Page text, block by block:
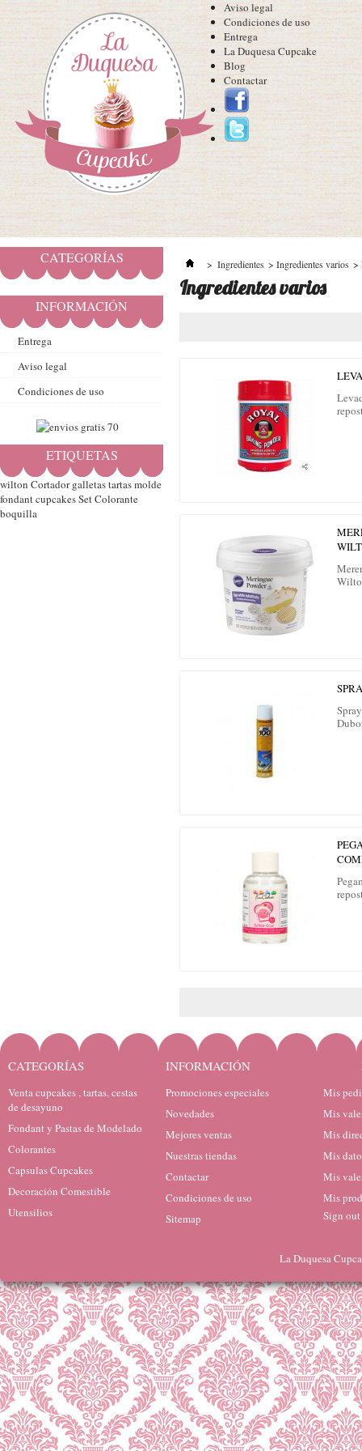
Aviso legal
Condiciones de uso
Entrega
La Duquesa Cupcake
Blog
Contactar
CATEGORÍAS
INFORMACIÓN
Entrega
Aviso legal
Condiciones de uso
ETIQUETAS
wilton Cortador galletastartasmolde
fondantcupcakesSetColorante
boquilla
> Ingredientes > Ingredientes varios >
Ingredientes varios
CATEGORÍAS
Venta cupcakes , tartas, cestas
de desayuno
Fondant y Pastas de Modelado
Colorantes
Capsulas Cupcakes
Decoración Comestible
Utensilios
INFORMACIÓN
Promociones especiales
Novedades
Mejores ventas
Nuestras tiendas
Contactar
Condiciones de uso
Sitemap
Mis
Mis
Mis
Mis
Mis
Mis
Sign out
La Duquesa